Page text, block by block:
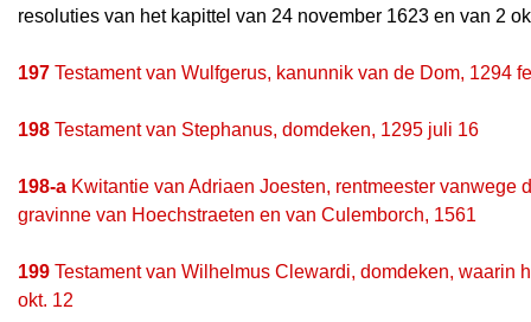
resoluties van het kapittel van 24 november 1623 en van 2
197 Testament van Wulfgerus, kanunnik van de Dom, 1294
198 Testament van Stephanus, domdeken, 1295 juli 16
198-a Kwitantie van Adriaen Joesten, rentmeester
gravinne van Hoechstraeten en van Culemborch, 1561
199 Testament van Wilhelmus Clewardi, domdeken, waarin
okt. 12